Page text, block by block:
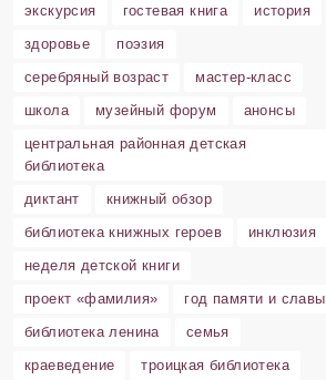
экскурсия
гостевая книга
история
здоровье
поэзия
серебряный возраст
мастер-класс
школа
музейный форум
анонсы
центральная районная детская
библиотека
диктант
книжный обзор
библиотека книжных героев
инклюзия
неделя детской книги
проект «фамилия»
год памяти и славы
библиотека ленина
семья
краеведение
троицкая библиотека